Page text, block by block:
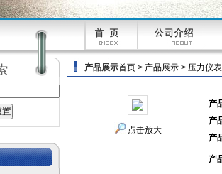
产品展示首页 > 产品展示 > 压力仪表
点击放大
产
产
产
产